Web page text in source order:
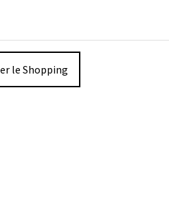
le Shopping